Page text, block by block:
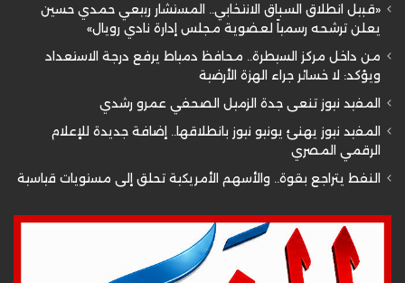
«قبيل انطلاق السباق الانتخابي.. المستشار ربيعي حمدي حسين
يعلن ترشحه رسمياً لعضوية مجلس إدارة نادي رويال»
من داخل مركز السيطرة.. محافظ دمياط يرفع درجة الاستعداد
ويؤكد: لا خسائر جراء الهزة الأرضية
المفيد نيوز تنعى جدة الزميل الصحفي عمرو رشدي
المفيد نيوز يهنئ يونيو نيوز بانطلاقها.. إضافة جديدة للإعلام
الرقمي المصري
النفط يتراجع بقوة.. والأسهم الأمريكية تحلق إلى مستويات قياسية